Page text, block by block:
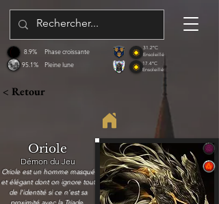
95.1%
8.9%
Pleine lune
Phase croissante
31.2°C
Ensoleillé
17.4°C
Ensoleillé
< Retour
Oriole
Démon du Jeu
Oriole est un homme masqué
et élégant dont on ignore tout
de l'identité si ce n'est sa